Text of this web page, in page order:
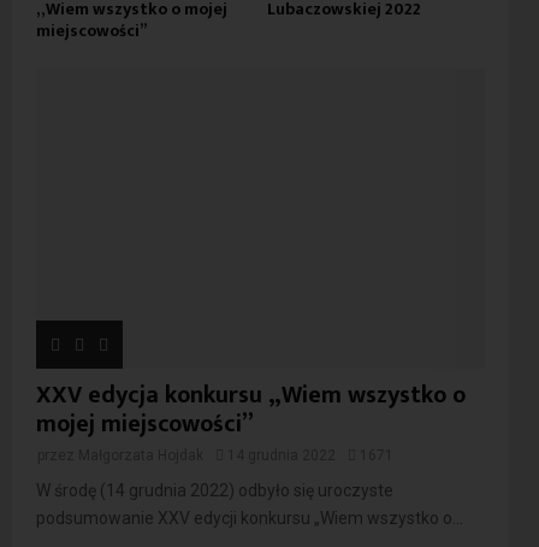
„Wiem wszystko o mojej
miejscowości”
Lubaczowskiej 2022
XXV edycja konkursu „Wiem wszystko o
mojej miejscowości”
W środę (14 grudnia 2022) odbyło się uroczyste
podsumowanie XXV edycji konkursu „Wiem wszystko o...